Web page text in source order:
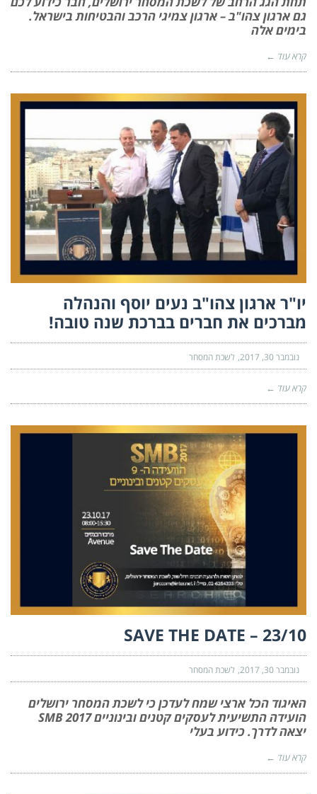
גם ארגון צהו"ב – ארגון צמיגי הרכב והבטיחות בישראל.
בימים אלה
קרא עוד ←
יו"ר ארגון צהו"ב נעים יוסף והנהלה
מברכים את חברים בברכת שנה טובה!
נובמבר 30, 2017 לשכת המסחר
קרא עוד ←
SAVE THE DATE – 23/10
נובמבר 30, 2017 לשכת המסחר
האיגוד הכל ארצי שמח לעדכן כי לשכת המסחר ירושלים
הועידה התשיעית לעסקים קטנים ובינוניים 2017 SMB
יצאה לדרך. כידוע בעלי
קרא עוד ←